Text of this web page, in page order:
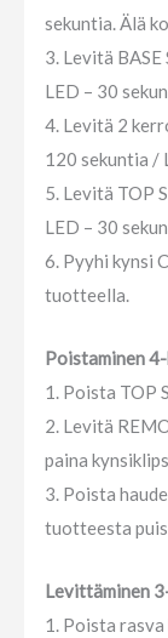
sekuntia. Älä
3. Levitä
LED – 30
4. Levitä 2
120 sekuntia /
5. Levitä TOP
LED – 30
6. Pyyhi kynsi
tuotteella.
Poistaminen
1. Poista TOP
2. Levitä
paina
3. Poista
tuotteesta
Levittäminen
1. Poista